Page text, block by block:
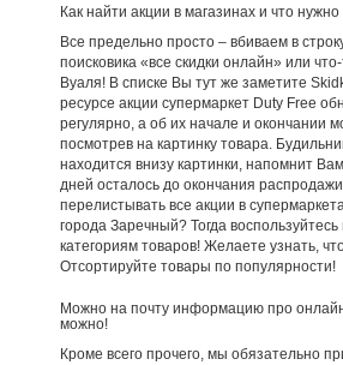
Как найти акции в магазинах и что нужно
Все предельно просто – вбиваем в
поисковика «все скидки онлайн» или
Вуаля! В списке Вы тут же заметите
ресурсе акции супермаркет Duty Free
регулярно, а об их начале и окончании
посмотрев на картинку товара.
находится внизу картинки, напомнит
дней осталось до окончания
перелистывать все акции в
города Заречный? Тогда
категориям товаров! Желаете узнать,
Отсортируйте товары по популярности!
Можно на почту информацию про
можно!
Кроме всего прочего, мы обязательно